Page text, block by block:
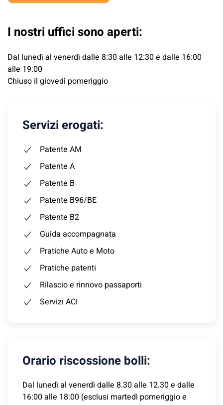
I nostri uffici sono aperti:
Dal lunedì al venerdì dalle 8:30 alle 12:30 e dalle 16:00
alle 19:00
Chiuso il giovedì pomeriggio
Servizi erogati:
Patente AM
Patente A
Patente B
Patente B96/BE
Patente B2
Guida accompagnata
Pratiche Auto e Moto
Pratiche patenti
Rilascio e rinnovo passaporti
Servizi ACI
Orario riscossione bolli:
Dal lunedì al venerdì dalle 8.30 alle 12.30 e dalle
16:00 alle 18:00 (esclusi martedì pomeriggio e